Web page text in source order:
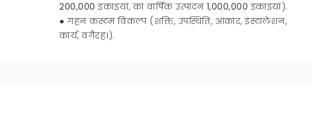
200,000 इकाइयां, का वार्षिक उत्पादन 1,000,000 इकाइयां).
● गहन कस्टम विकल्प (शक्ति, उपस्थिति, आकार, इंस्टालेशन,
कार्य, वगैरह।).